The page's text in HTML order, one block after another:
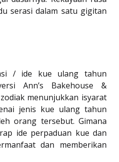
serasi dalam satu gigitan
/ ide kue ulang tahun
Ann’s Bakehouse &
menunjukkan isyarat
jenis kue ulang tahun
orang tersebut. Gimana
ide perpaduan kue dan
dan memberikan